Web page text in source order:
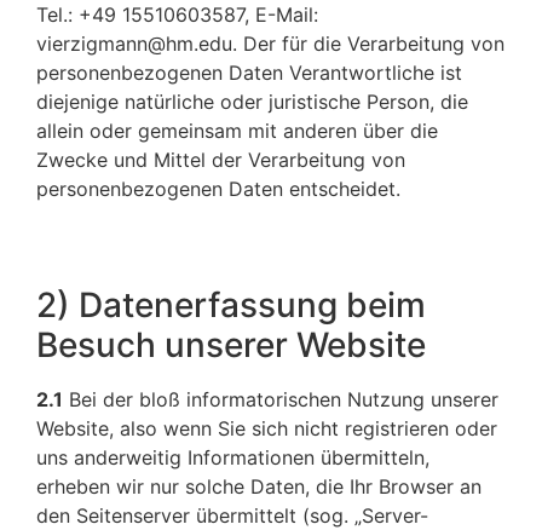
Tel.: +49 15510603587, E-Mail:
vierzigmann@hm.edu. Der für die Verarbeitung von
personenbezogenen Daten Verantwortliche ist
diejenige natürliche oder juristische Person, die
allein oder gemeinsam mit anderen über die
Zwecke und Mittel der Verarbeitung von
personenbezogenen Daten entscheidet.
2) Datenerfassung beim
Besuch unserer Website
2.1 Bei der bloß informatorischen Nutzung unserer
Website, also wenn Sie sich nicht registrieren oder
uns anderweitig Informationen übermitteln,
erheben wir nur solche Daten, die Ihr Browser an
den Seitenserver übermittelt (sog. „Server-